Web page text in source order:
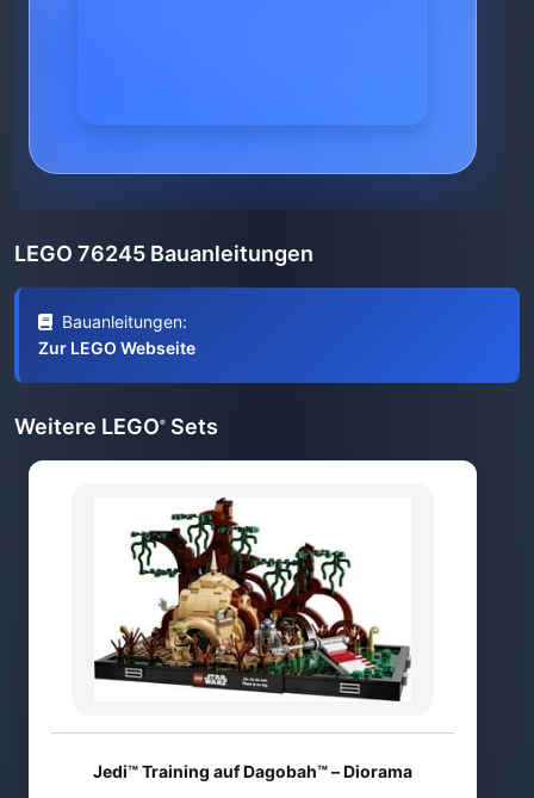
LEGO 76245 Bauanleitungen
Bauanleitungen:
Zur LEGO Webseite
Weitere LEGO® Sets
Jedi™ Training auf Dagobah™ – Diorama